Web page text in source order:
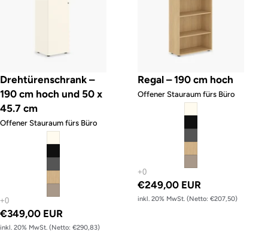
Drehtürenschrank –
190 cm hoch und 50 x
45.7 cm
Offener Stauraum fürs Büro
€349,00 EUR
inkl. 20% MwSt. (Netto: €290,83)
Regal – 190 cm hoch
Offener Stauraum fürs Büro
€249,00 EUR
inkl. 20% MwSt. (Netto: €207,50)